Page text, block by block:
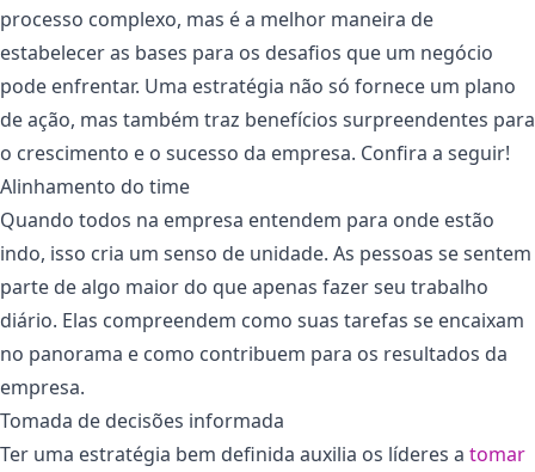
processo complexo, mas é a melhor maneira de
estabelecer as bases para os desafios que um negócio
pode enfrentar. Uma estratégia não só fornece um plano
de ação, mas também traz benefícios surpreendentes para
o crescimento e o sucesso da empresa. Confira a seguir!
Alinhamento do time
Quando todos na empresa entendem para onde estão
indo, isso cria um senso de unidade. As pessoas se sentem
parte de algo maior do que apenas fazer seu trabalho
diário. Elas compreendem como suas tarefas se encaixam
no panorama e como contribuem para os resultados da
empresa.
Tomada de decisões informada
Ter uma estratégia bem definida auxilia os líderes a tomar